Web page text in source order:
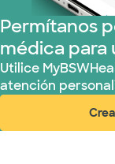
Tricare (3
TriWest
United
WellMed
Permítanos
médica para
Utilice
atención